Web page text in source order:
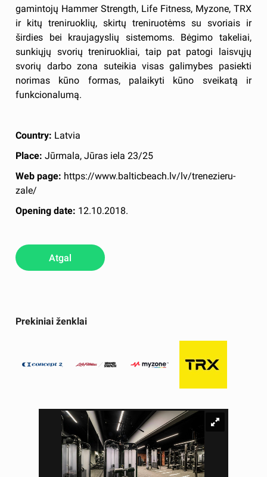
Prekiniai ženklai
gamintojų Hammer Strength, Life Fitness, Myzone, TRX
ir kitų treniruoklių, skirtų treniruotėms su svoriais ir
širdies bei kraujagyslių sistemoms. Bėgimo takeliai,
sunkiųjų svorių treniruokliai, taip pat patogi laisvųjų
svorių darbo zona suteikia visas galimybes pasiekti
norimas kūno formas, palaikyti kūno sveikatą ir
funkcionalumą.
Country: Latvia
Place:Jūrmala, Jūras iela 23/25
Web page: https://www.balticbeach.lv/lv/trenezieru-
zale/
Opening date: 12.10.2018.
Atgal